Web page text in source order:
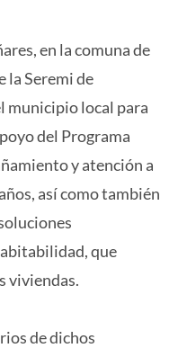
en la comuna de
la Seremi de
municipio local para
del Programa
y atención a
así como también
que
viviendas.
de dichos